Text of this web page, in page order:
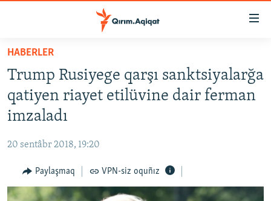
Esas
qaytmaq
Baş
navigatsiyağa
qaytmaq
Qıdıruvğa
SİYASET
İQTİSADİYAT
MEDENİYET
İNSAN AQLARI
VİDEO
HABERLER
Trump Rusiyege qarşı sanktsiyalarğa
qatiyen riayet etilüvine dair ferman
imzaladı
20 sentâbr 2018, 19:20
Paylaşmaq VPN-siz oquñız